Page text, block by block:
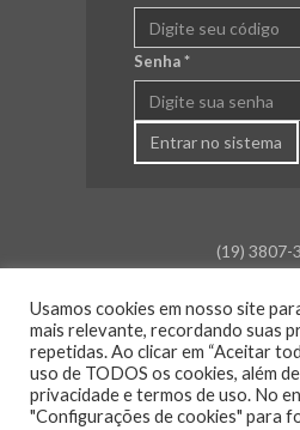
Senha*
Entrar no sistema
(19) 3807-
Rua Barão de
Centro -
Segunda a sexta:
Usamos cookies em nosso site
mais relevante, recordando suas
repetidas. Ao clicar em “Aceitar
uso de TODOS os cookies, além
privacidade e termos de uso. No
"Configurações de cookies" para